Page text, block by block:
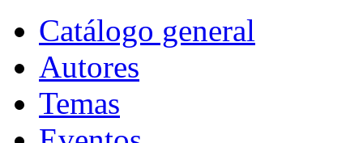
Catálogo general
Autores
Temas